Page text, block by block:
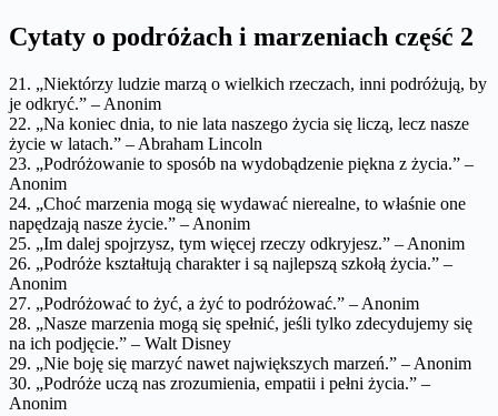
Cytaty o podróżach i marzeniach część 2
21. „Niektórzy ludzie marzą o wielkich rzeczach, inni podróżują, by
je odkryć.” – Anonim
22. „Na koniec dnia, to nie lata naszego życia się liczą, lecz nasze
życie w latach.” – Abraham Lincoln
23. „Podróżowanie to sposób na wydobądzenie piękna z życia.” –
Anonim
24. „Choć marzenia mogą się wydawać nierealne, to właśnie one
napędzają nasze życie.” – Anonim
25. „Im dalej spojrzysz, tym więcej rzeczy odkryjesz.” – Anonim
26. „Podróże kształtują charakter i są najlepszą szkołą życia.” –
Anonim
27. „Podróżować to żyć, a żyć to podróżować.” – Anonim
28. „Nasze marzenia mogą się spełnić, jeśli tylko zdecydujemy się
na ich podjęcie.” – Walt Disney
29. „Nie boję się marzyć nawet największych marzeń.” – Anonim
30. „Podróże uczą nas zrozumienia, empatii i pełni życia.” –
Anonim